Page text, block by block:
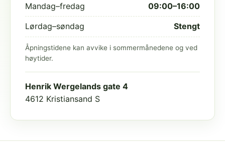
Mandag–fredag 09:00–16:00
Lørdag–søndag Stengt
Åpningstidene kan avvike i sommermånedene og ved
høytider.
Henrik Wergelands gate 4
4612 Kristiansand S